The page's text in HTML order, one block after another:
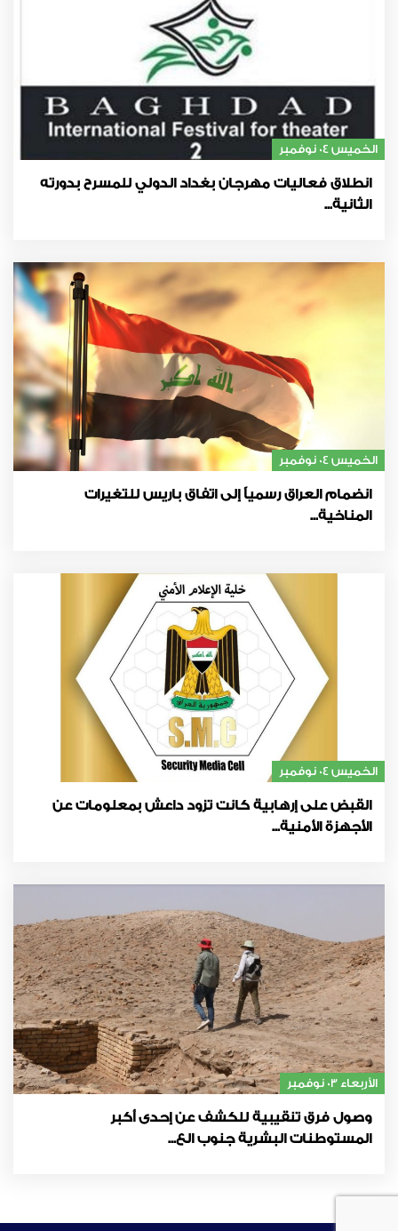
الخميس 04 نوفمبر
انطلاق فعاليات مهرجان بغداد الدولي للمسرح بدورته
الثانية...
الخميس 04 نوفمبر
انضمام العراق رسمياً إلى اتفاق باريس للتغيرات
المناخية...
الخميس 04 نوفمبر
القبض على إرهابية كانت تزود داعش بمعلومات عن
الأجهزة الأمنية...
الأربعاء 03 نوفمبر
وصول فرق تنقيبية للكشف عن إحدى أكبر
المستوطنات البشرية جنوب الع...